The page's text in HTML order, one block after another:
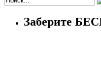
Заберите